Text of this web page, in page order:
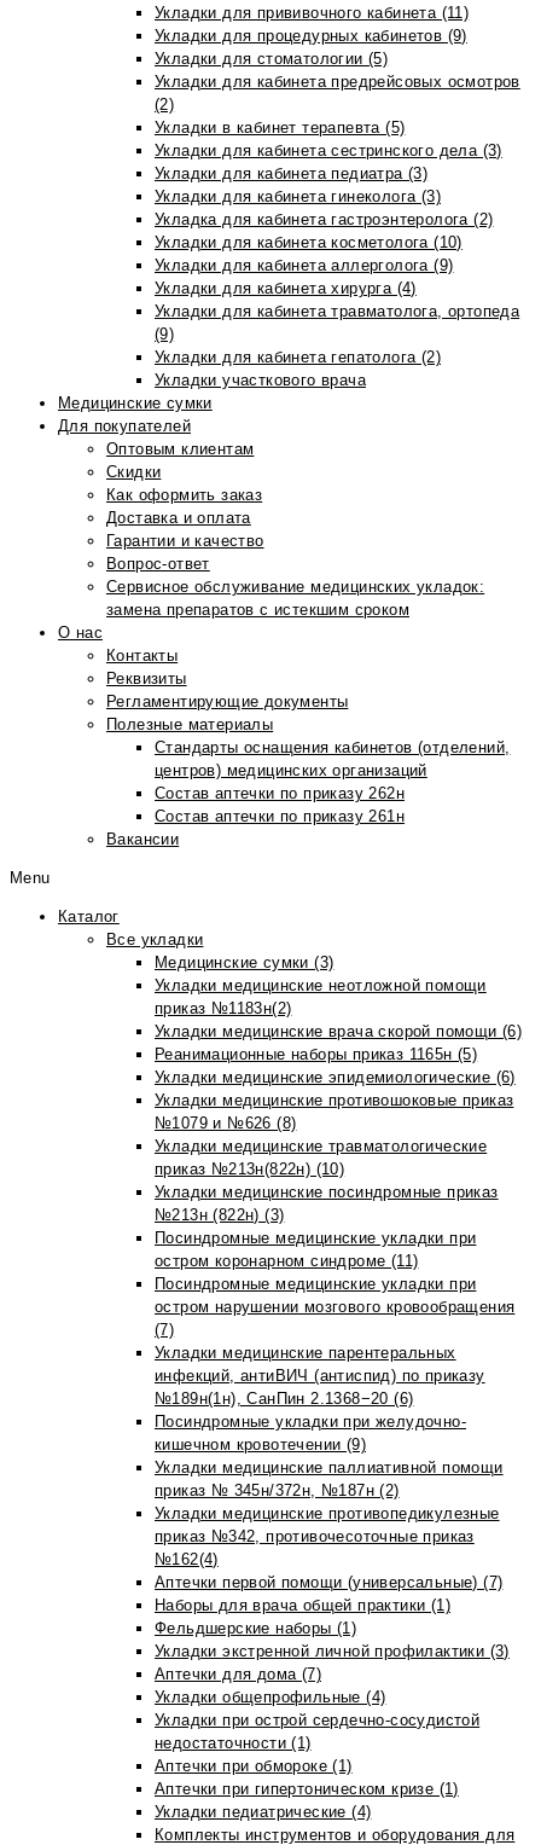
Укладки для прививочного кабинета (11)
Укладки для процедурных кабинетов (9)
Укладки для стоматологии (5)
Укладки для кабинета предрейсовых осмотров
(2)
Укладки в кабинет терапевта (5)
Укладки для кабинета сестринского дела (3)
Укладки для кабинета педиатра (3)
Укладки для кабинета гинеколога (3)
Укладка для кабинета гастроэнтеролога (2)
Укладки для кабинета косметолога (10)
Укладки для кабинета аллерголога (9)
Укладки для кабинета хирурга (4)
Укладки для кабинета травматолога, ортопеда
(9)
Укладки для кабинета гепатолога (2)
Укладки участкового врача
Медицинские сумки
Для покупателей
Оптовым клиентам
Скидки
Как оформить заказ
Доставка и оплата
Гарантии и качество
Вопрос-ответ
Сервисное обслуживание медицинских укладок:
замена препаратов с истекшим сроком
О нас
Контакты
Реквизиты
Регламентирующие документы
Полезные материалы
Стандарты оснащения кабинетов (отделений,
центров) медицинских организаций
Состав аптечки по приказу 262н
Состав аптечки по приказу 261н
Вакансии
Menu
Каталог
Все укладки
Медицинские сумки (3)
Укладки медицинские неотложной помощи
приказ №1183н(2)
Укладки медицинские врача скорой помощи (6)
Реанимационные наборы приказ 1165н (5)
Укладки медицинские эпидемиологические (6)
Укладки медицинские противошоковые приказ
№1079 и №626 (8)
Укладки медицинские травматологические
приказ №213н(822н) (10)
Укладки медицинские посиндромные приказ
№213н (822н) (3)
Посиндромные медицинские укладки при
остром коронарном синдроме (11)
Посиндромные медицинские укладки при
остром нарушении мозгового кровообращения
(7)
Укладки медицинские парентеральных
инфекций, антиВИЧ (антиспид) по приказу
№189н(1н), СанПин 2.1368−20 (6)
Посиндромные укладки при желудочно-
кишечном кровотечении (9)
Укладки медицинские паллиативной помощи
приказ № 345н/372н, №187н (2)
Укладки медицинские противопедикулезные
приказ №342, противочесоточные приказ
№162(4)
Аптечки первой помощи (универсальные) (7)
Наборы для врача общей практики (1)
Фельдшерские наборы (1)
Укладки экстренной личной профилактики (3)
Аптечки для дома (7)
Укладки общепрофильные (4)
Укладки при острой сердечно-сосудистой
недостаточности (1)
Аптечки при обмороке (1)
Аптечки при гипертоническом кризе (1)
Укладки педиатрические (4)
Комплекты инструментов и оборудования для